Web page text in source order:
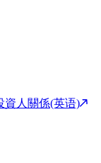
資人關係(英语)